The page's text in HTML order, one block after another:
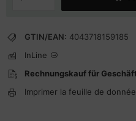
GTIN/EAN: 4043718159185
InLine
Rechnungskauf für
Imprimer la feuille de